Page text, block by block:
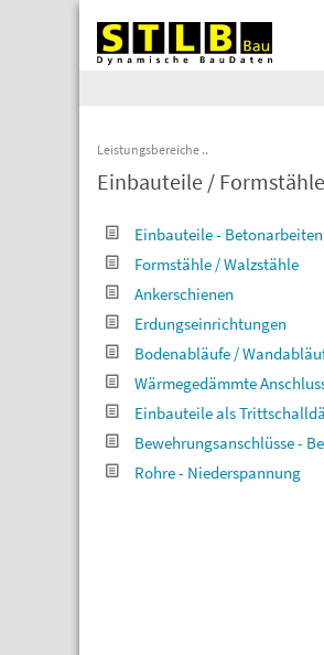
Leistungsbereiche
Einbauteile /
Einbauteile - Betonarbeiten
Formstähle / Walzstähle
Ankerschienen
Erdungseinrichtungen
Bodenabläufe /
Wärmegedämmte
Einbauteile als
Bewehrungsanschlüsse -
Rohre - Niederspannung